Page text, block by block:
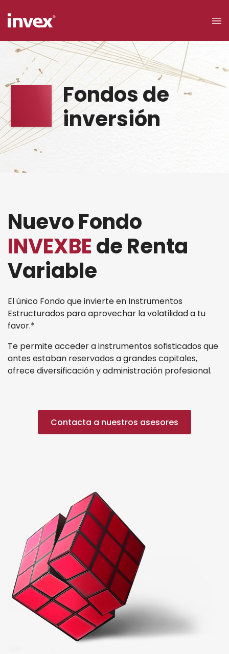
Acceso a
clientes
Buscar
Personas
Empresas
Nosotros
Fondos de
inversión
Nuevo Fondo
INVEXBEde Renta
Variable
El único Fondo que invierte en Instrumentos
Estructurados para aprovechar la volatilidad a tu
favor.*
Te permite acceder a instrumentos sofisticados que
antes estaban reservados a grandes capitales,
ofrece diversificación y administración profesional.
Contacta a nuestros asesores